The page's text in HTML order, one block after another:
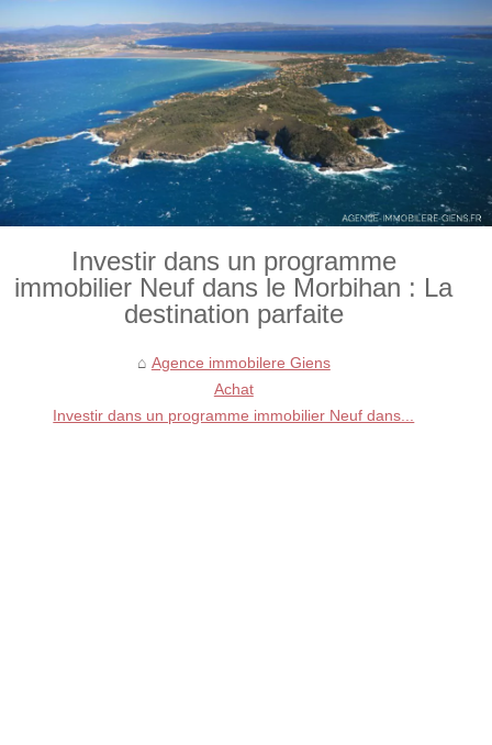
Investir dans un programme
immobilier Neuf dans le Morbihan : La
destination parfaite
Agence immobilere Giens
Achat
Investir dans un programme immobilier Neuf dans...